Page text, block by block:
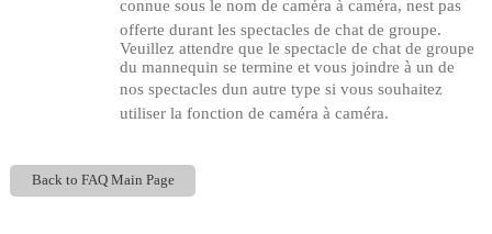
connue sous le nom de caméra à caméra, nest pas
offerte durant les spectacles de chat de groupe.
Veuillez attendre que le spectacle de chat de groupe
du mannequin se termine et vous joindre à un de
nos spectacles dun autre type si vous souhaitez
utiliser la fonction de caméra à caméra.
Back to FAQ Main Page